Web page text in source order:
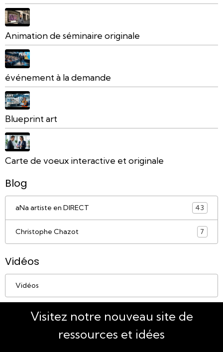
Animation de séminaire originale
événement à la demande
Blueprint art
Carte de voeux interactive et originale
Blog
aNa artiste en DIRECT 43
Christophe Chazot 7
Vidéos
Vidéos
Visitez notre nouveau site de
ressources et idées